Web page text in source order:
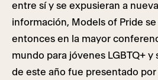
entre sí y se expusieran a
información, Models of Pride
entonces en la mayor
mundo para jóvenes LGBTQ+ y
de este año fue presentado por